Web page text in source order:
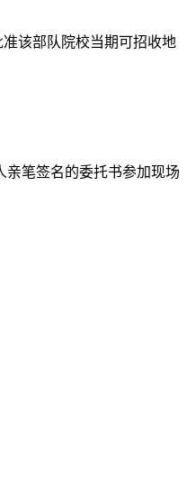
该部队院校当期可招收地
亲笔签名的委托书参加现场